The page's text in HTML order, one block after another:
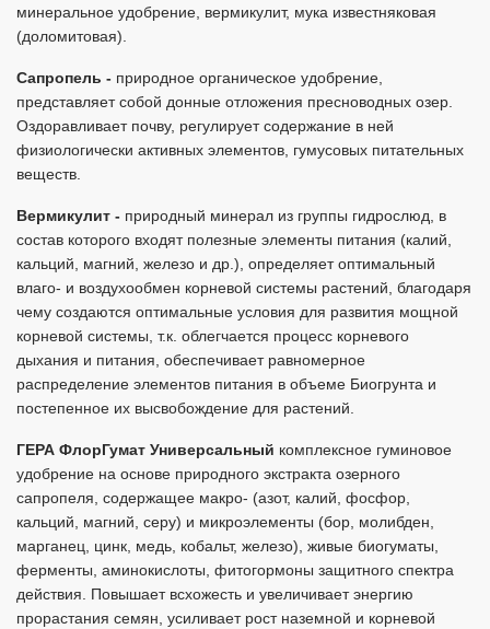
минеральное удобрение, вермикулит, мука известняковая
(доломитовая).
Сапропель - природное органическое удобрение,
представляет собой донные отложения пресноводных озер.
Оздоравливает почву, регулирует содержание в ней
физиологически активных элементов, гумусовых питательных
веществ.
Вермикулит - природный минерал из группы гидрослюд, в
состав которого входят полезные элементы питания (калий,
кальций, магний, железо и др.), определяет оптимальный
влаго- и воздухообмен корневой системы растений, благодаря
чему создаются оптимальные условия для развития мощной
корневой системы, т.к. облегчается процесс корневого
дыхания и питания, обеспечивает равномерное
распределение элементов питания в объеме Биогрунта и
постепенное их высвобождение для растений.
ГЕРА ФлорГумат Универсальный комплексное гуминовое
удобрение на основе природного экстракта озерного
сапропеля, содержащее макро- (азот, калий, фосфор,
кальций, магний, серу) и микроэлементы (бор, молибден,
марганец, цинк, медь, кобальт, железо), живые биогуматы,
ферменты, аминокислоты, фитогормоны защитного спектра
действия. Повышает всхожесть и увеличивает энергию
прорастания семян, усиливает рост наземной и корневой